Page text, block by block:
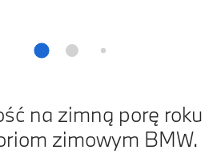
na zimną porę roku
zimowym BMW.